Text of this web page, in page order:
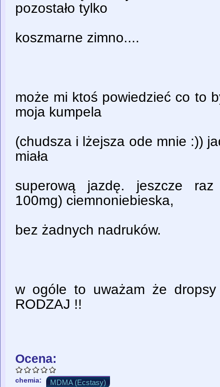
pozostało tylko
koszmarne zimno....
może mi ktoś powiedzieć co to
moja kumpela
(chudsza i lżejsza ode mnie :))
miała
superową jazdę. jeszcze
100mg) ciemnoniebieska,
bez żadnych nadruków.
w ogóle to uważam że
RODZAJ !!
Ocena:
chemia: MDMA (Ecstasy)